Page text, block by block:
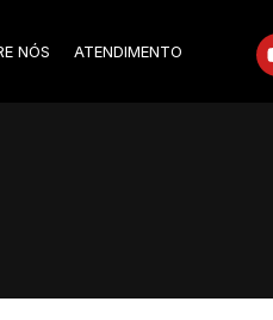
NÓS ATENDIMENTO